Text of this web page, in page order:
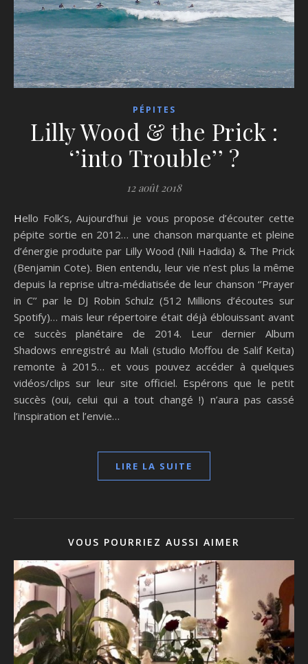
PÉPITES
Lilly Wood & the Prick :
‘’into Trouble’’ ?
12 août 2018
Hello Folk’s, Aujourd’hui je vous propose d’écouter cette
pépite sortie en 2012… une chanson marquante et pleine
d’énergie produite par Lilly Wood (Nili Hadida) & The Prick
(Benjamin Cote). Bien entendu, leur vie n’est plus la même
depuis la reprise ultra-médiatisée de leur chanson ‘’Prayer
in C’’ par le DJ Robin Schulz (512 Millions d’écoutes sur
Spotify)… mais leur répertoire était déjà éblouissant avant
ce succès planétaire de 2014. Leur dernier Album
Shadows enregistré au Mali (studio Moffou de Salif Keita)
remonte à 2015… et vous pouvez accéder à quelques
vidéos/clips sur leur site officiel. Espérons que le petit
succès (oui, celui qui a tout changé !) n’aura pas cassé
l’inspiration et l’envie…
LIRE LA SUITE
VOUS POURRIEZ AUSSI AIMER